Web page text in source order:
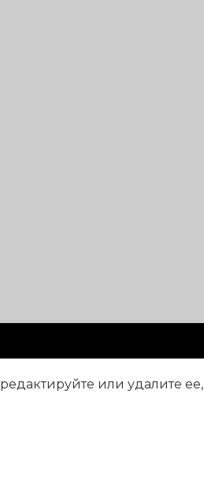
или удалите ее,